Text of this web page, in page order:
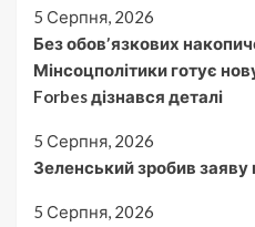
5 Серпня, 2026
Без обовʼязкових
Мінсоцполітики готує
Forbes дізнався деталі
5 Серпня, 2026
Зеленський зробив заяву
5 Серпня, 2026